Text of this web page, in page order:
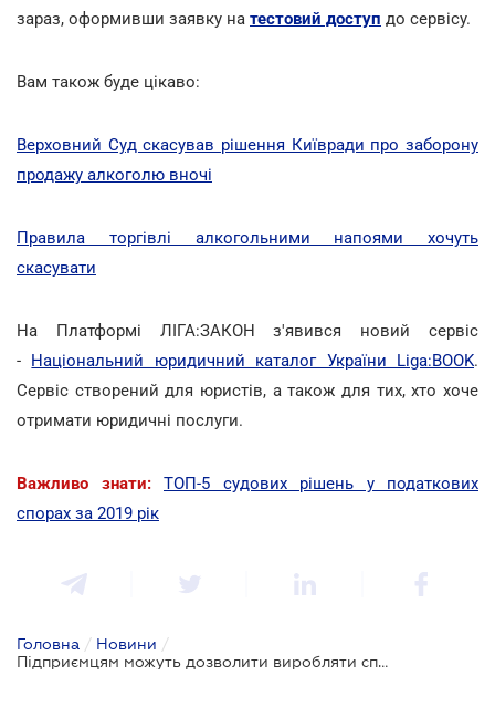
зараз, оформивши заявку на тестовий доступ до сервісу.
Вам також буде цікаво:
Верховний Суд скасував рішення Київради про заборону
продажу алкоголю вночі
Правила торгівлі алкогольними напоями хочуть
скасувати
На Платформі ЛІГА:ЗАКОН з'явився новий сервіс
- Національний юридичний каталог України Liga:BOOK.
Сервіс створений для юристів, а також для тих, хто хоче
отримати юридичні послуги.
Важливо знати:
ТОП-5 судових рішень у податкових
спорах за 2019 рік
Головна / Новини /
Підприємцям можуть дозволити виробляти спирт з 1 січня 2020 року